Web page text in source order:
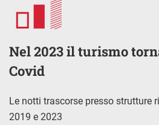
Nel 2023 il turismo
Covid
Le notti trascorse presso strutture
2019 e 2023